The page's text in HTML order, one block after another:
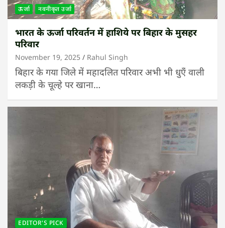
ऊर्जा नवनीकृत उर्जा
भारत के ऊर्जा परिवर्तन में हाशिये पर बिहार के मुसहर
परिवार
November 19, 2025 Rahul Singh
बिहार के गया जिले में महादलित परिवार अभी भी धुएँं वाली
लकड़ी के चूल्हे पर खाना…
EDITOR'S PICK